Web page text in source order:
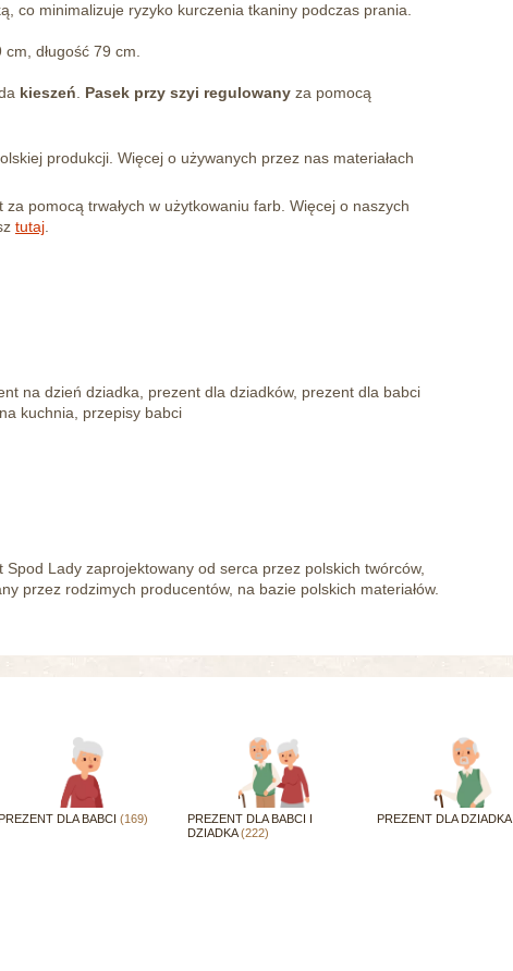
co minimalizuje ryzyko kurczenia tkaniny podczas prania.
długość 79 cm.
kieszeń Pasek przy szyi regulowany za pomocą
produkcji. Więcej o używanych przez nas materiałach
za pomocą trwałych w użytkowaniu farb. Więcej o naszych
tutaj
na dzień dziadka, prezent dla dziadków, prezent dla babci
kuchnia, przepisy babci
Spod Lady zaprojektowany od serca przez polskich twórców,
przez rodzimych producentów, na bazie polskich materiałów.
PREZENT DLA BABCI (169)
PREZENT DLA BABCI I
DZIADKA(222)
PREZENT DLA DZIADKA